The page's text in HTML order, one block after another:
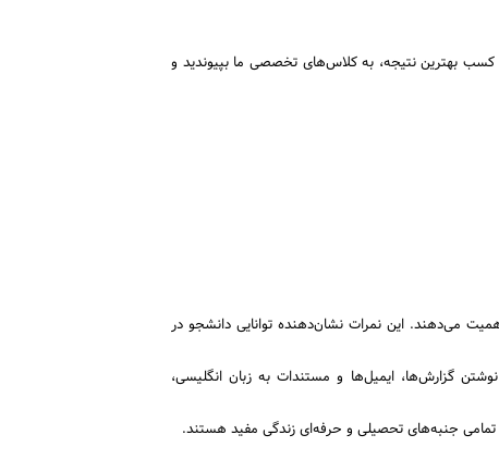
بهترین نتیجه، به کلاس‌های تخصصی ما بپیوندید و
می‌دهند. این نمرات نشان‌دهنده توانایی دانشجو در
گزارش‌ها، ایمیل‌ها و مستندات به زبان انگلیسی،
در تمامی جنبه‌های تحصیلی و حرفه‌ای زندگی مفید هستند.